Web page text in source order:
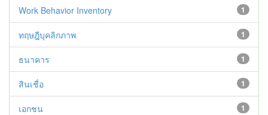
1
Work Behavior Inventory
1
ทฤษฎีบุคลิกภาพ
1
ธนาคาร
1
สินเชื่อ
1
เอกชน